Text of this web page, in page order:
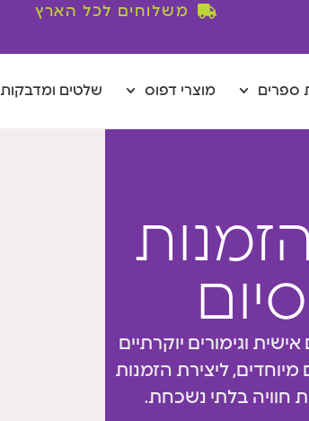
משלוחים לכל הארץ
ספרים מוצרי דפוס שלטים ומדבקות
וגימורים יוקרתיים
מיוחדים, ליצירת הזמנות
חוויה בלתי נשכחת.